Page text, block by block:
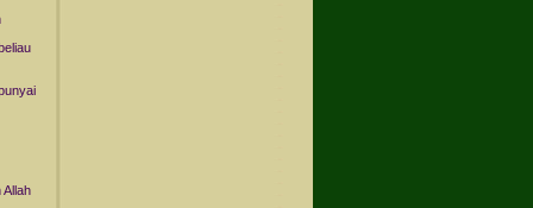
Allah